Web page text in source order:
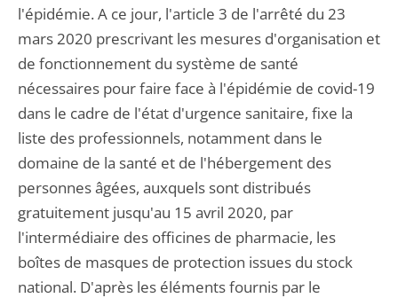
l'épidémie. A ce jour, l'article 3 de l'arrêté du 23
mars 2020 prescrivant les mesures d'organisation et
de fonctionnement du système de santé
nécessaires pour faire face à l'épidémie de covid-19
dans le cadre de l'état d'urgence sanitaire, fixe la
liste des professionnels, notamment dans le
domaine de la santé et de l'hébergement des
personnes âgées, auxquels sont distribués
gratuitement jusqu'au 15 avril 2020, par
l'intermédiaire des officines de pharmacie, les
boîtes de masques de protection issues du stock
national. D'après les éléments fournis par le